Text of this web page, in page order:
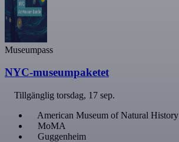
Museumpass
NYC-museumpaketet
Tillgänglig torsdag, 17 sep.
American Museum of Natural History
MoMA
Guggenheim